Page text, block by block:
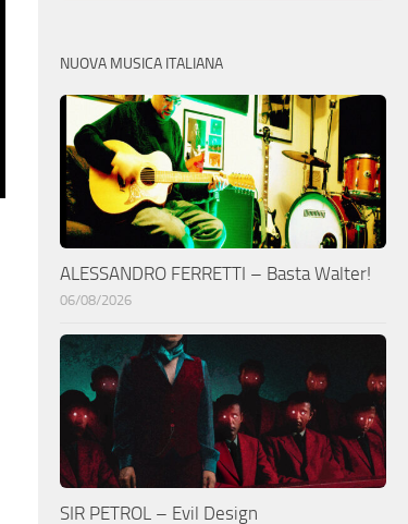
NUOVA MUSICA ITALIANA
ALESSANDRO FERRETTI – Basta Walter!
06/08/2026
SIR PETROL – Evil Design